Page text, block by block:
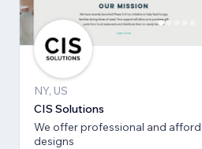
NY, US
CIS Solutions
We offer professional and
designs